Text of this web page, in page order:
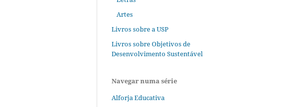
Artes
Livros sobre a USP
Livros sobre Objetivos de
Desenvolvimento Sustentável
Navegar numa série
Alforja Educativa